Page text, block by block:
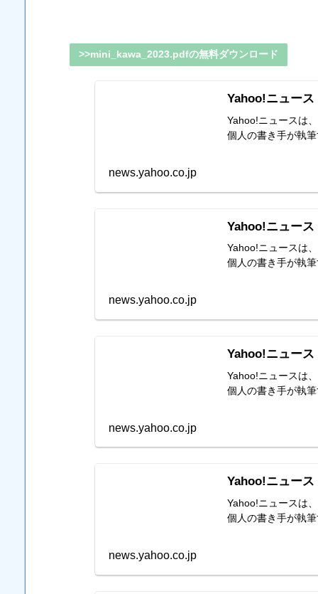
>>mini_kawa_2023.pdfの無料ダウンロード
Yahoo!ニュース
Yahoo!ニュースは
個人の書き手が執
news.yahoo.co.jp
Yahoo!ニュース
Yahoo!ニュースは
個人の書き手が執
news.yahoo.co.jp
Yahoo!ニュース
Yahoo!ニュースは
個人の書き手が執
news.yahoo.co.jp
Yahoo!ニュース
Yahoo!ニュースは
個人の書き手が執
news.yahoo.co.jp